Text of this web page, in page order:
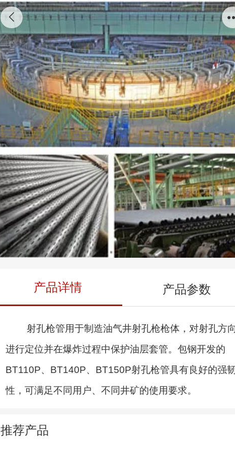
射孔枪管 Perforating barrel
产品详情 产品参数
射孔枪管用于制造油气井射孔枪枪体，对射孔方
进行定位并在爆炸过程中保护油层套管。包钢开发的
BT110P、BT140P、BT150P射孔枪管具有良好的强
性，可满足不同用户、不同井矿的使用要求。
推荐产品